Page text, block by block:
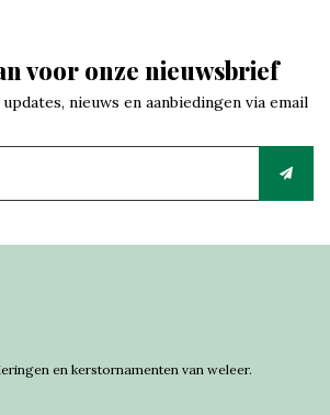
voor onze nieuwsbrief
nieuws en aanbiedingen via email
en kerstornamenten van weleer.